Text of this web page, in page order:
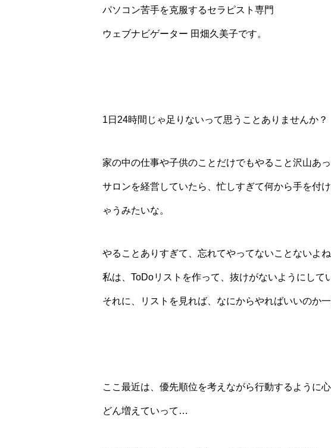
パソコン苦手を克服するセラピスト専門
ウェブナビゲーター 田畑久美子です。
1日24時間じゃ足りないって思うことありませんか？
家の中の仕事や子供のことだけでもやること沢山あ
サロンを経営していたら、忙しすぎて何から手を付
ゃうみたいな。
やることありすぎて、忘れてやってないことないよ
私は、ToDoリストを作って、抜けがないようにして
それに、リストを見れば、なにからやればいいのか
ここ最近は、優先順位を考えながら行動するように
どん増えていって…